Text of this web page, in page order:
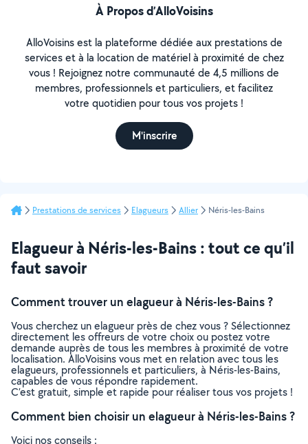
À Propos d’AlloVoisins
AlloVoisins est la plateforme dédiée aux prestations de
services et à la location de matériel à proximité de chez
vous ! Rejoignez notre communauté de 4,5 millions de
membres, professionnels et particuliers, et facilitez
votre quotidien pour tous vos projets !
M'inscrire
Prestations de services Elagueurs Allier Néris-les-Bains
Elagueur à Néris-les-Bains : tout ce qu’il
faut savoir
Comment trouver un elagueur à Néris-les-Bains ?
Vous cherchez un elagueur près de chez vous ? Sélectionnez
directement les offreurs de votre choix ou postez votre
demande auprès de tous les membres à proximité de votre
localisation. AlloVoisins vous met en relation avec tous les
elagueurs, professionnels et particuliers, à Néris-les-Bains,
capables de vous répondre rapidement.
C’est gratuit, simple et rapide pour réaliser tous vos projets !
Comment bien choisir un elagueur à Néris-les-Bains ?
Voici nos conseils :